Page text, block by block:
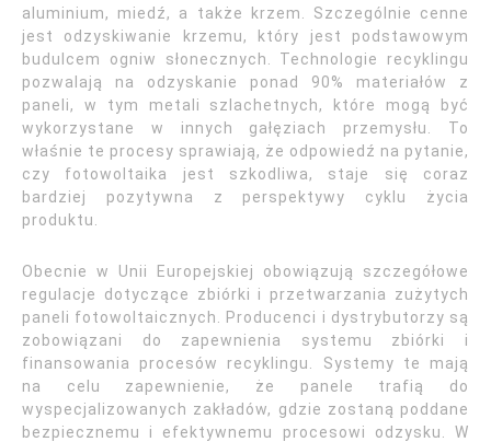
aluminium, miedź, a także krzem. Szczególnie cenne
jest odzyskiwanie krzemu, który jest podstawowym
budulcem ogniw słonecznych. Technologie recyklingu
pozwalają na odzyskanie ponad 90% materiałów z
paneli, w tym metali szlachetnych, które mogą być
wykorzystane w innych gałęziach przemysłu. To
właśnie te procesy sprawiają, że odpowiedź na pytanie,
czy fotowoltaika jest szkodliwa, staje się coraz
bardziej pozytywna z perspektywy cyklu życia
produktu.
Obecnie w Unii Europejskiej obowiązują szczegółowe
regulacje dotyczące zbiórki i przetwarzania zużytych
paneli fotowoltaicznych. Producenci i dystrybutorzy są
zobowiązani do zapewnienia systemu zbiórki i
finansowania procesów recyklingu. Systemy te mają
na celu zapewnienie, że panele trafią do
wyspecjalizowanych zakładów, gdzie zostaną poddane
bezpiecznemu i efektywnemu procesowi odzysku. W